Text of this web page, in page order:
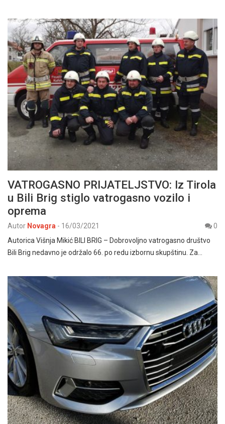
VATROGASNO PRIJATELJSTVO: Iz Tirola
u Bili Brig stiglo vatrogasno vozilo i
oprema
Autor Novagra - 16/03/2021
0
Autorica Višnja Mikić BILI BRIG – Dobrovoljno vatrogasno društvo
Bili Brig nedavno je održalo 66. po redu izbornu skupštinu. Za…